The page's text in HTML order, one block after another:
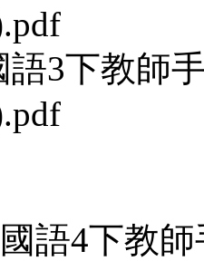
語3下教師
語4下教